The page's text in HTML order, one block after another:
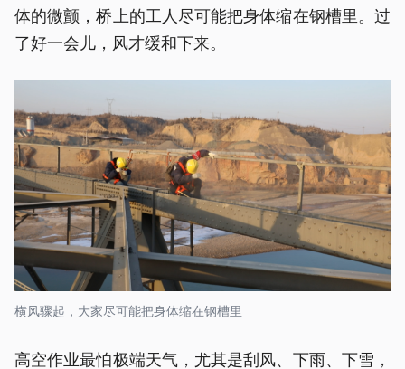
体的微颤，桥上的工人尽可能把身体缩在钢槽里。过
了好一会儿，风才缓和下来。
横风骤起，大家尽可能把身体缩在钢槽里
高空作业最怕极端天气，尤其是刮风、下雨、下雪，